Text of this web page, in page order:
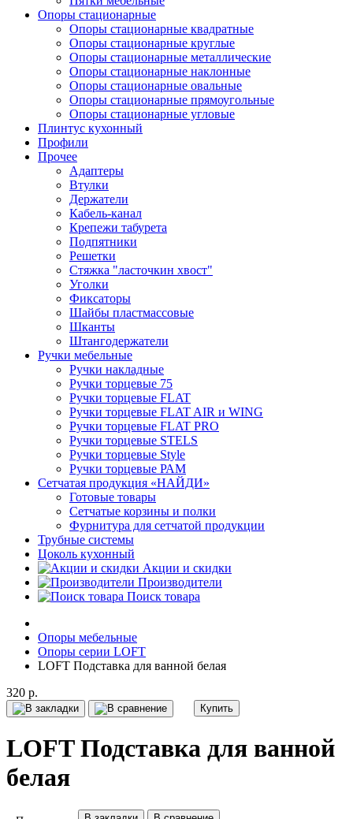
Опоры стационарные
Опоры стационарные квадратные
Опоры стационарные круглые
Опоры стационарные металлические
Опоры стационарные наклонные
Опоры стационарные овальные
Опоры стационарные прямоугольные
Опоры стационарные угловые
Плинтус кухонный
Профили
Прочее
Адаптеры
Втулки
Держатели
Кабель-канал
Крепежи табурета
Подпятники
Решетки
Стяжка "ласточкин хвост"
Уголки
Фиксаторы
Шайбы пластмассовые
Шканты
Штангодержатели
Ручки мебельные
Ручки накладные
Ручки торцевые 75
Ручки торцевые FLAT
Ручки торцевые FLAT AIR и WING
Ручки торцевые FLAT PRO
Ручки торцевые STELS
Ручки торцевые Style
Ручки торцевые РАМ
Сетчатая продукция «НАЙДИ»
Готовые товары
Сетчатые корзины и полки
Фурнитура для сетчатой продукции
Трубные системы
Цоколь кухонный
Акции и скидки
Производители
Поиск товара
Опоры мебельные
Опоры серии LOFT
LOFT Подставка для ванной белая
320 р.
Купить
LOFT Подставка для ванной
белая